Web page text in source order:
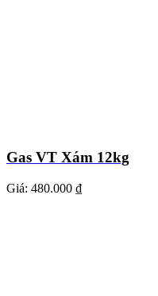
Gas VT Xám 12kg
Giá: 480.000 ₫